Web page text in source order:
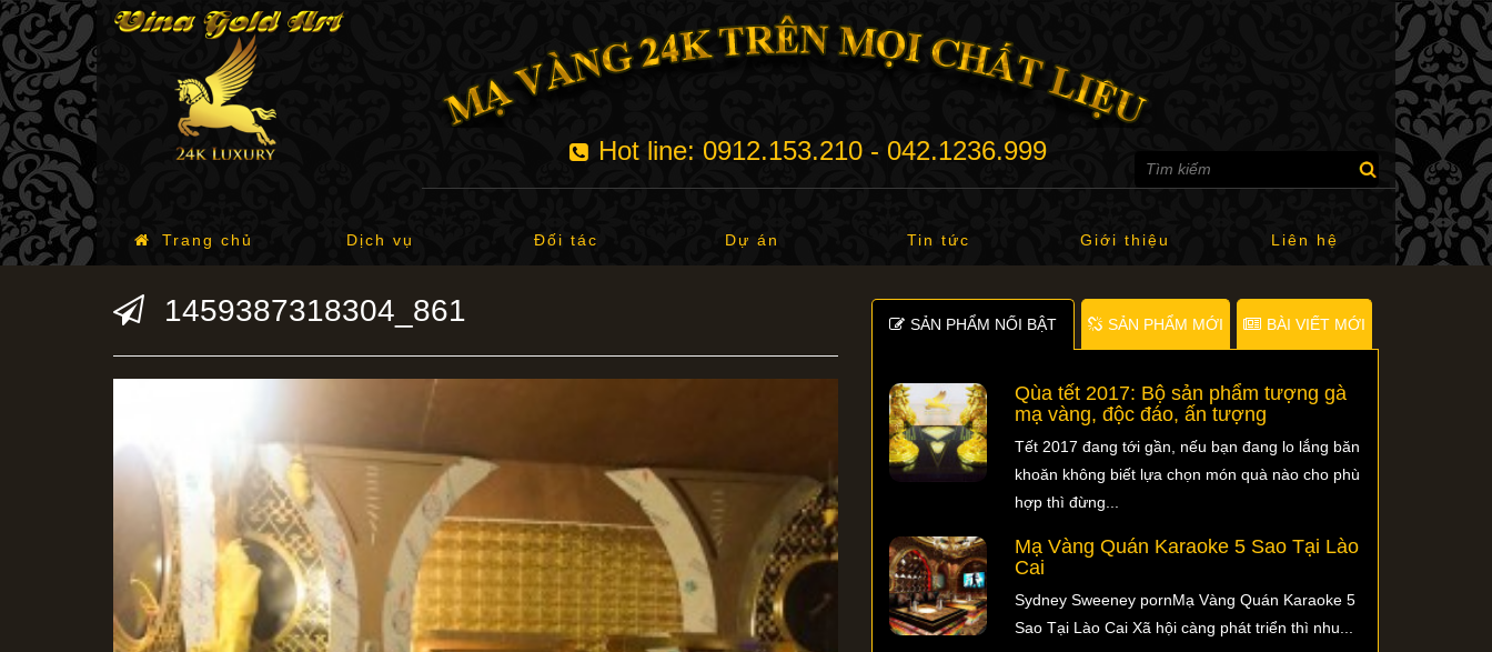
Hot line: 0912.153.210 - 042.1236.999
Trang chủ Dịch vụ Đối tác Dự án Tin tức Giới thiệu Liên hệ
1459387318304_861 SẢN PHẨM NỐI BẬT SẢN PHẨM MỚI BÀI VIẾT MỚI
Qùa tết 2017: Bộ sản phẩm tượng gà
mạ vàng, độc đáo, ấn tượng
Tết 2017 đang tới gần, nếu bạn đang lo lắng băn
khoăn không biết lựa chọn món quà nào cho phù
hợp thì đừng...
Mạ Vàng Quán Karaoke 5 Sao Tại Lào
Cai
Sydney Sweeney pornMạ Vàng Quán Karaoke 5
Sao Tại Lào Cai Xã hội càng phát triển thì nhu...